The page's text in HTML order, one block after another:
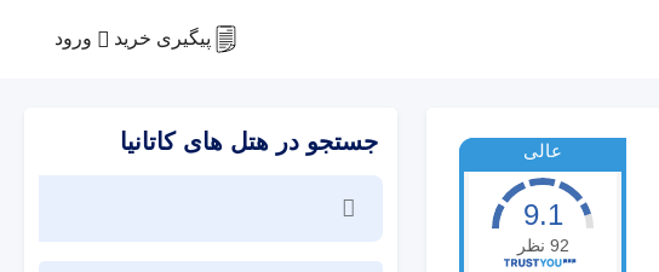
پیگیری خرید ورود
عالی
9.1
92 نظر
جستجو در هتل های کاتانیا